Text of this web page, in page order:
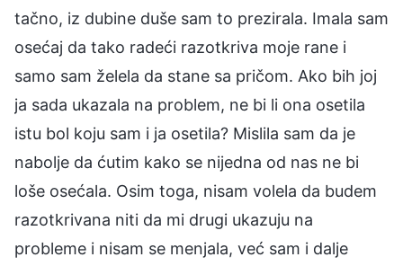
tačno, iz dubine duše sam to prezirala. Imala sam
osećaj da tako radeći razotkriva moje rane i
samo sam želela da stane sa pričom. Ako bih joj
ja sada ukazala na problem, ne bi li ona osetila
istu bol koju sam i ja osetila? Mislila sam da je
nabolje da ćutim kako se nijedna od nas ne bi
loše osećala. Osim toga, nisam volela da budem
razotkrivana niti da mi drugi ukazuju na
probleme i nisam se menjala, već sam i dalje